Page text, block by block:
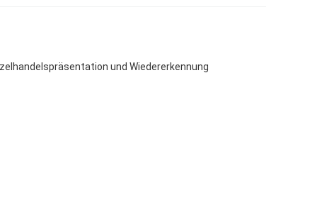
und Wiedererkennung